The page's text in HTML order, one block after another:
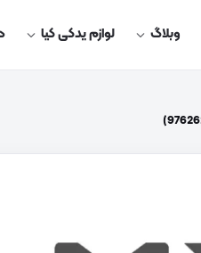
وبلاگ لوازم یدکی کیا